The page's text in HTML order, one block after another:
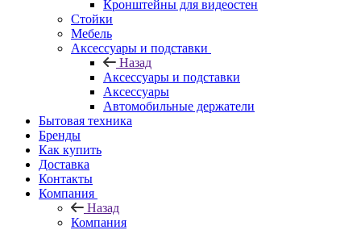
Кронштейны для видеостен
Стойки
Мебель
Аксессуары и подставки
Назад
Аксессуары и подставки
Аксессуары
Автомобильные держатели
Бытовая техника
Бренды
Как купить
Доставка
Контакты
Компания
Назад
Компания